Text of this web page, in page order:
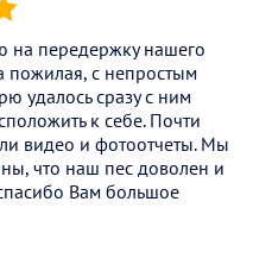
на передержку нашего
пожилая, с непростым
удалось сразу с ним
к себе. Почти
видео и фотоотчеты. Мы
что наш пес доволен и
Вам большое